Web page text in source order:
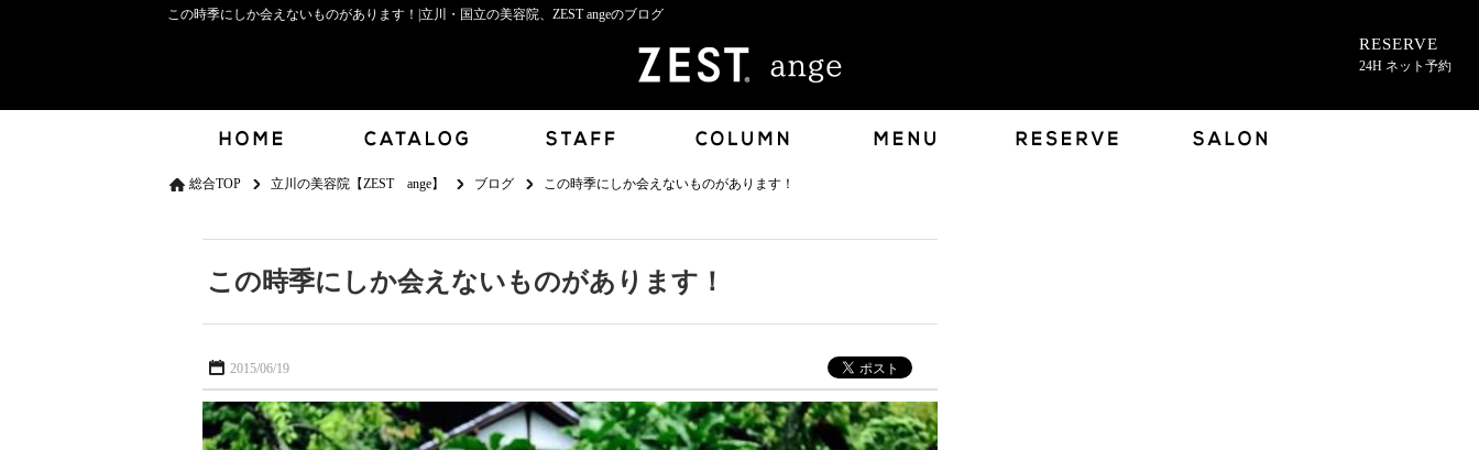
この時季にしか会えないものがあります！|立川・国立の美容院、ZEST angeのブログ
RESERVE
24H ネット予約
総合TOP 立川の美容院【ZEST ange】 ブログ この時季にしか会えないものがあります！
この時季にしか会えないものがあります！
2015/06/19